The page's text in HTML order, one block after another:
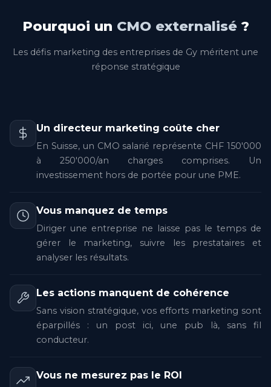
Pourquoi un CMO externalisé?
Les défis marketing des entreprises de Gy méritent une
réponse stratégique
Un directeur marketing coûte cher
En Suisse, un CMO salarié représente CHF 150'000
à 250'000/an charges comprises. Un
investissement hors de portée pour une PME.
Vous manquez de temps
Diriger une entreprise ne laisse pas le temps de
gérer le marketing, suivre les prestataires et
analyser les résultats.
Les actions manquent de cohérence
Sans vision stratégique, vos efforts marketing sont
éparpillés : un post ici, une pub là, sans fil
conducteur.
Vous ne mesurez pas le ROI